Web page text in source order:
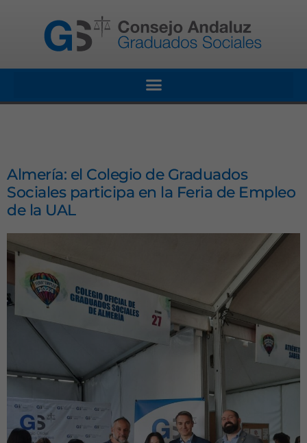
Almería: el Colegio de Graduados
Sociales participa en la Feria de Empleo
de la UAL